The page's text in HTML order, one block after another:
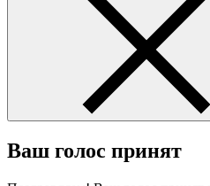
Ваш голос принят